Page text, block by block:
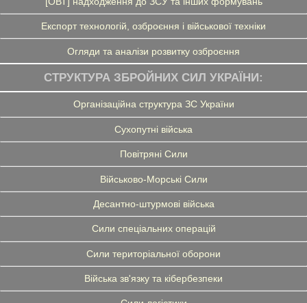
Експорт технологій, озброєння і військової техніки
Огляди та аналізи розвитку озброєння
СТРУКТУРА ЗБРОЙНИХ СИЛ УКРАЇНИ:
Організаційна структура ЗС України
Сухопутні війська
Повітряні Сили
Військово-Морські Сили
Десантно-штурмові війська
Сили спеціальних операцій
Сили територіальної оборони
Війська зв'язку та кібербезпеки